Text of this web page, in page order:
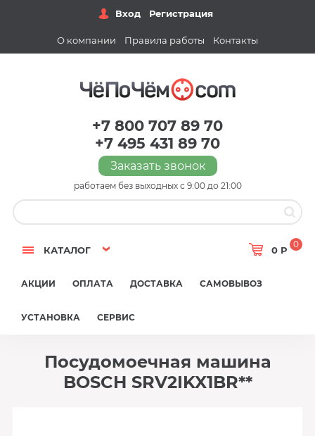
Вход Регистрация
О компании Правила работы Контакты
+7 800 707 89 70
+7 495 431 89 70
Заказать звонок
работаем без выходных с 9:00 до 21:00
КАТАЛОГ 0 Р
0
АКЦИИ ОПЛАТА ДОСТАВКА САМОВЫВОЗ
УСТАНОВКА СЕРВИС
Посудомоечная машина
BOSCH SRV2IKX1BR**